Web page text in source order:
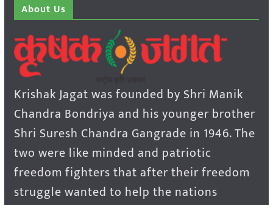
About Us
Krishak Jagat was founded by Shri Manik
Chandra Bondriya and his younger brother
Shri Suresh Chandra Gangrade in 1946. The
two were like minded and patriotic
freedom fighters that after their freedom
struggle wanted to help the nations